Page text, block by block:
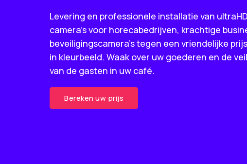
Levering en professionele installatie van
camera’s voor horecabedrijven, krachtige
beveiligingscamera’s tegen een vriendelijke
in kleurbeeld. Waak over uw goederen en de
van de gasten in uw café.
Bereken uw prijs